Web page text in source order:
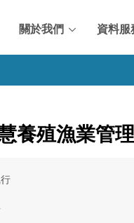
關於我們 資料服
養殖漁業管